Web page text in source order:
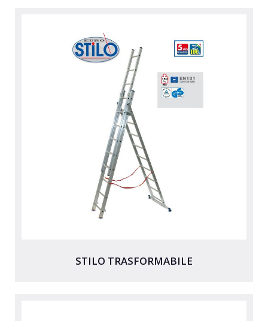
STILO TRASFORMABILE